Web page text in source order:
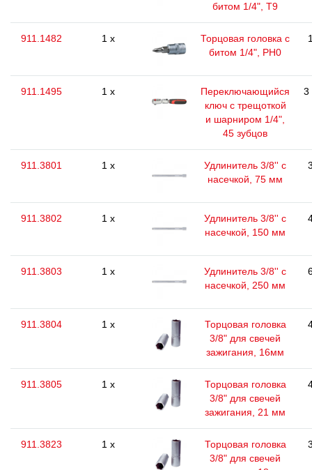
битом 1/4", T9
911.1482 1 x
Торцовая головка с
битом 1/4", РН0
911.1495 1 x
Переключающийся
ключ с трещоткой
и шарниром 1/4",
45 зубцов
3
911.3801 1 x
Удлинитель 3/8'' с
насечкой, 75 мм
911.3802 1 x
Удлинитель 3/8'' с
насечкой, 150 мм
911.3803 1 x
Удлинитель 3/8'' с
насечкой, 250 мм
911.3804 1 x
Торцовая головка
3/8" для свечей
зажигания, 16мм
911.3805 1 x
Торцовая головка
3/8" для свечей
зажигания, 21 мм
911.3823 1 x
Торцовая головка
3/8" для свечей